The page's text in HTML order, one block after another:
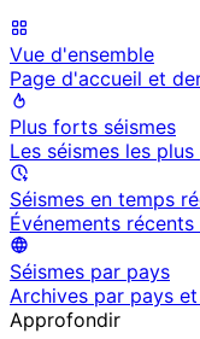
Vue d'ensemble
Page d'accueil et
Plus forts séismes
Les séismes les
Séismes en temps
Événements
Séismes par pays
Archives par pays
Approfondir